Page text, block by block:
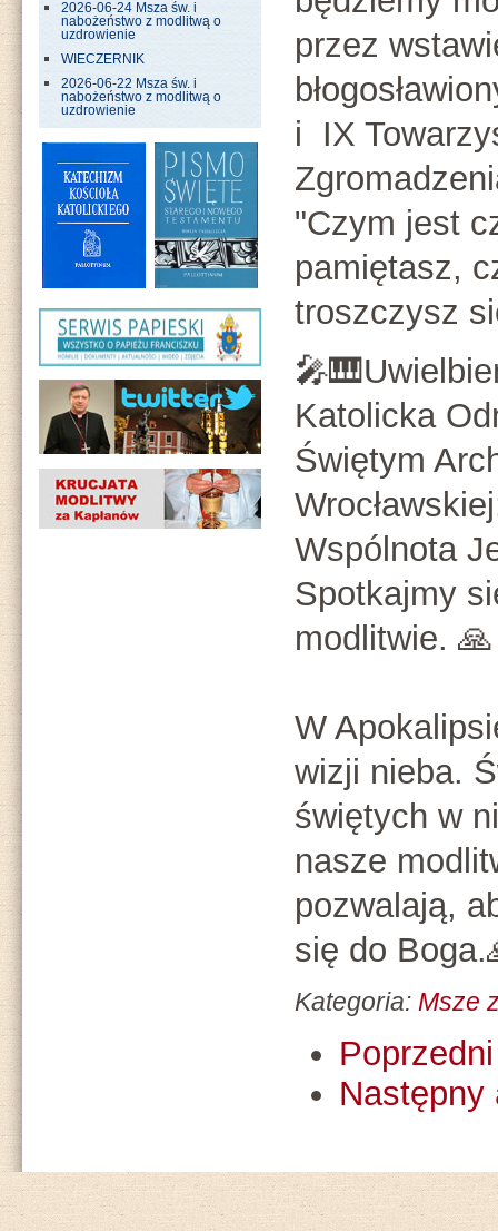
2026-06-24 Msza św. i
nabożeństwo z modlitwą o
uzdrowienie
WIECZERNIK
2026-06-22 Msza św. i
nabożeństwo z modlitwą o
uzdrowienie
przez
i IX
"Czym jest
pamiętasz,
troszczysz
Katolicka
Świętym
Wspólnota
Spotkajmy
modlitwie.
W
wizji nieba.
świętych w
nasze
pozwalają,
się do
Kategoria: Msze
Następny